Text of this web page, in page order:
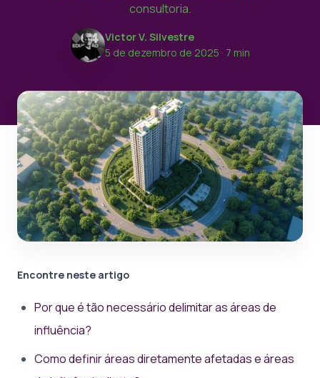
consultoria.
Victor V. Silvestre
5 de dezembro de 2025 · 7 min
Encontre neste artigo
Por que é tão necessário delimitar as áreas de
influência?
Como definir áreas diretamente afetadas e áreas